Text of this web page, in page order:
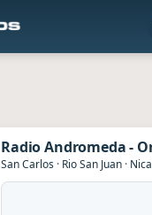
Radio Andromeda -
San Carlos · Rio San Juan ·